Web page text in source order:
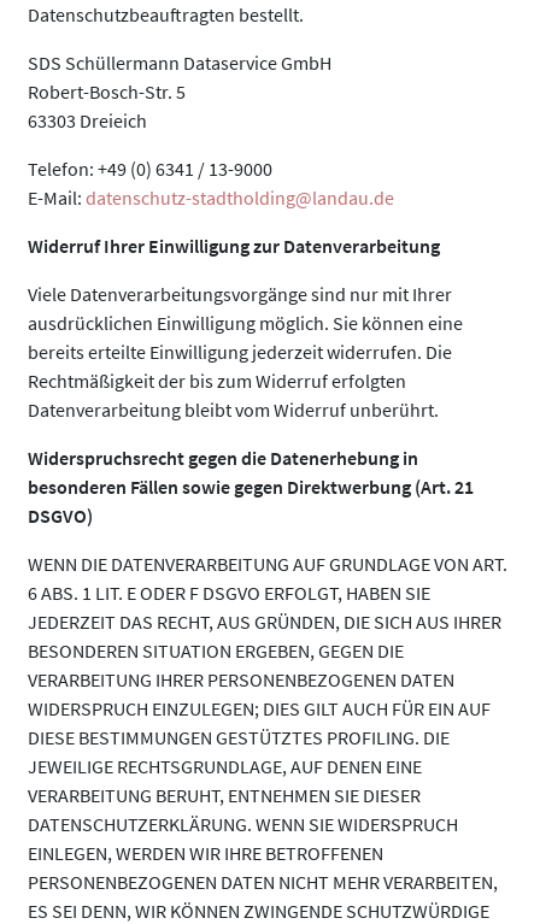
Datenschutzbeauftragten bestellt.
SDS Schüllermann Dataservice GmbH
Robert-Bosch-Str. 5
63303 Dreieich
Telefon: +49 (0) 6341 / 13-9000
E-Mail: datenschutz-stadtholding@landau.de
Widerruf Ihrer Einwilligung zur Datenverarbeitung
Viele Datenverarbeitungsvorgänge sind nur mit Ihrer
ausdrücklichen Einwilligung möglich. Sie können eine
bereits erteilte Einwilligung jederzeit widerrufen. Die
Rechtmäßigkeit der bis zum Widerruf erfolgten
Datenverarbeitung bleibt vom Widerruf unberührt.
Widerspruchsrecht gegen die Datenerhebung in
besonderen Fällen sowie gegen Direktwerbung (Art. 21
DSGVO)
WENN DIE DATENVERARBEITUNG AUF GRUNDLAGE VON ART.
6 ABS. 1 LIT. E ODER F DSGVO ERFOLGT, HABEN SIE
JEDERZEIT DAS RECHT, AUS GRÜNDEN, DIE SICH AUS IHRER
BESONDEREN SITUATION ERGEBEN, GEGEN DIE
VERARBEITUNG IHRER PERSONENBEZOGENEN DATEN
WIDERSPRUCH EINZULEGEN; DIES GILT AUCH FÜR EIN AUF
DIESE BESTIMMUNGEN GESTÜTZTES PROFILING. DIE
JEWEILIGE RECHTSGRUNDLAGE, AUF DENEN EINE
VERARBEITUNG BERUHT, ENTNEHMEN SIE DIESER
DATENSCHUTZERKLÄRUNG. WENN SIE WIDERSPRUCH
EINLEGEN, WERDEN WIR IHRE BETROFFENEN
PERSONENBEZOGENEN DATEN NICHT MEHR VERARBEITEN,
ES SEI DENN, WIR KÖNNEN ZWINGENDE SCHUTZWÜRDIGE